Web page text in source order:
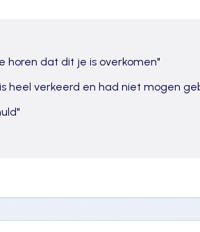
horen dat dit je is overkomen"
heel verkeerd en had niet mogen
"